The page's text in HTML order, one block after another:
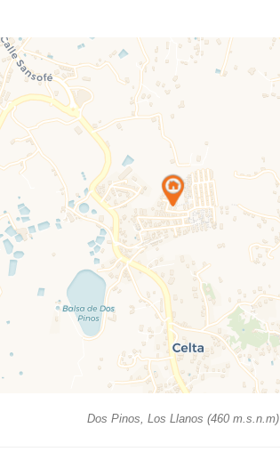
Dos Pinos, Los Llanos (460 m.s.n.m)